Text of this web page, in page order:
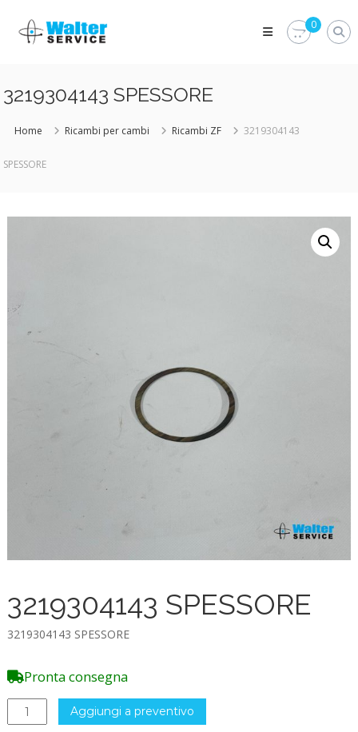
content
Walter
Service
parti
del
Vieni
0
3219304143 SPESSORE
Home Ricambi per cambi Ricambi ZF 3219304143
SPESSORE
3219304143 SPESSORE
3219304143 SPESSORE
Pronta consegna
3219304143
SPESSORE
Aggiungi a preventivo